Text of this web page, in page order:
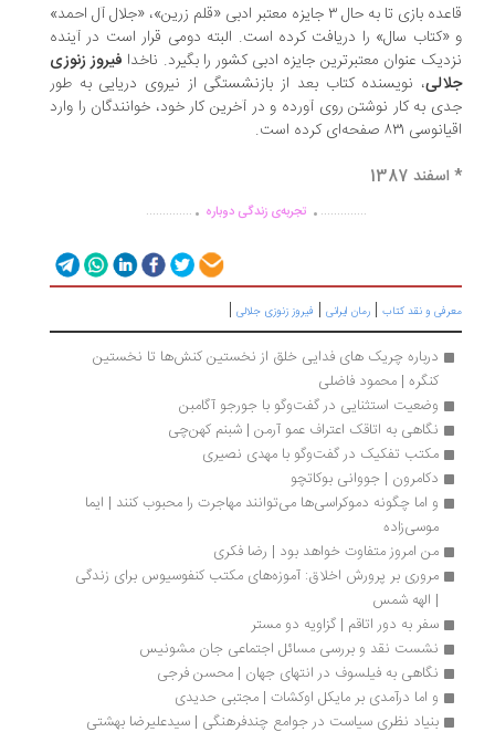
قاعده بازی تا به حال ۳ جایزه معتبر ادبی «قلم زرین»، «جلال آل احمد»
سال» را دریافت کرده است. البته دومی قرار است در آینده
عنوان معتبرترین جایزه ادبی کشور را بگیرد. ناخدافیروز زنوزی
، نویسنده کتاب بعد از بازنشستگی از نیروی دریایی به طور
به کار نوشتن روی آورده و در آخرین کار خود، خوانندگان را وارد
۸۳۱ صفحه‌ای کرده است.
1387
.............. .تجربه‌ی زندگی دوباره ...............
و نقد کتاب|رمان ایرانی|فیروز زنوزی جلالی|
درباره چریک های فدایی خلق از نخستین کنش‌ها تا نخستین
کنگره | محمود فاضلی
وضعیت استثنایی در گفت‌وگو با جورجو آگامبن
نگاهی به اتاقک اعتراف عمو آرمن | شبنم کهن‌چی
مکتب تفکیک در گفت‌وگو با مهدی نصیری
دکامرون | جووانی بوکاتچو
و اما چگونه دموکراسی‌ها می‌توانند مهاجرت را محبوب کنند | ایما
موسی‌زاده
من امروز متفاوت خواهد بود | رضا فکری
مروری بر پرورش اخلاق: آموزه‌های مکتب کنفوسیوس برای زندگی
| الهه شمس
سفر به دور اتاقم | گزاویه دو مستر
نشست نقد و بررسی مسائل اجتماعی جان مشونیس
نگاهی به فیلسوف در انتهای جهان | محسن فرجی
و اما درآمدی بر مایکل اوکشات | مجتبی حدیدی